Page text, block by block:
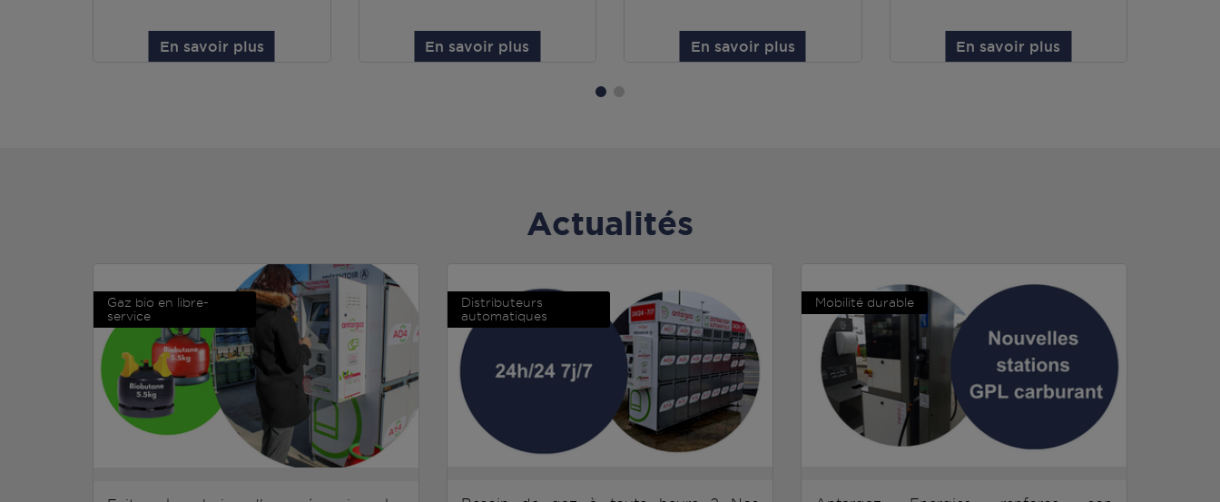
En savoir plus En savoir plus En savoir plus En savoir plus
Actualités
Gaz bio en libre-
service
Distributeurs
automatiques
Mobilité durable